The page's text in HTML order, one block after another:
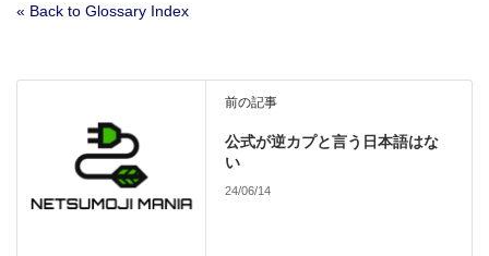
« Back to Glossary Index
前の記事
公式が逆カプと言う日本語はな
い
24/06/14